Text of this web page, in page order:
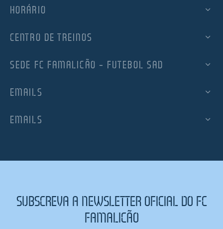
HORÁRIO
CENTRO DE TREINOS
SEDE FC FAMALICÃO – FUTEBOL SAD
EMAILS
EMAILS
SUBSCREVA A NEWSLETTER OFICIAL DO FC
FAMALICÃO